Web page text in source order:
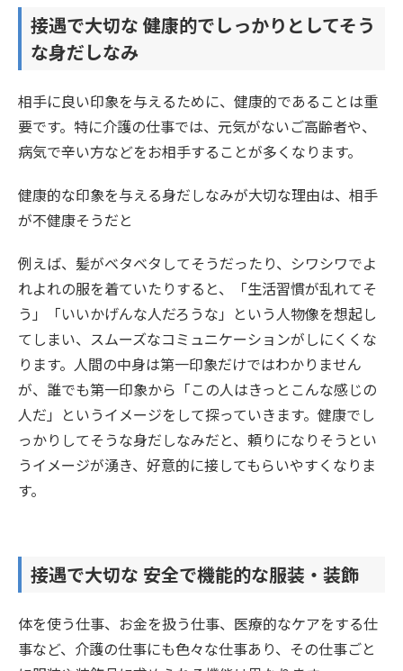
接遇で大切な 健康的でしっかりとしてそう
な身だしなみ
相手に良い印象を与えるために、健康的であることは重
要です。特に介護の仕事では、元気がないご高齢者や、
病気で辛い方などをお相手することが多くなります。
健康的な印象を与える身だしなみが大切な理由は、相手
が不健康そうだと
例えば、髪がベタベタしてそうだったり、シワシワでよ
れよれの服を着ていたりすると、「生活習慣が乱れてそ
う」「いいかげんな人だろうな」という人物像を想起し
てしまい、スムーズなコミュニケーションがしにくくな
ります。人間の中身は第一印象だけではわかりません
が、誰でも第一印象から「この人はきっとこんな感じの
人だ」というイメージをして探っていきます。健康でし
っかりしてそうな身だしなみだと、頼りになりそうとい
うイメージが湧き、好意的に接してもらいやすくなりま
す。
接遇で大切な 安全で機能的な服装・装飾
体を使う仕事、お金を扱う仕事、医療的なケアをする仕
事など、介護の仕事にも色々な仕事あり、その仕事ごと